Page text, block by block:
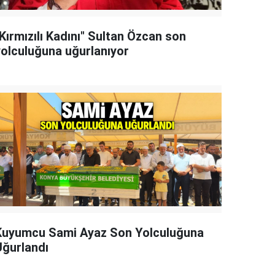
Kadını" Sultan Özcan son
uğurlanıyor
Sami Ayaz Son Yolculuğuna